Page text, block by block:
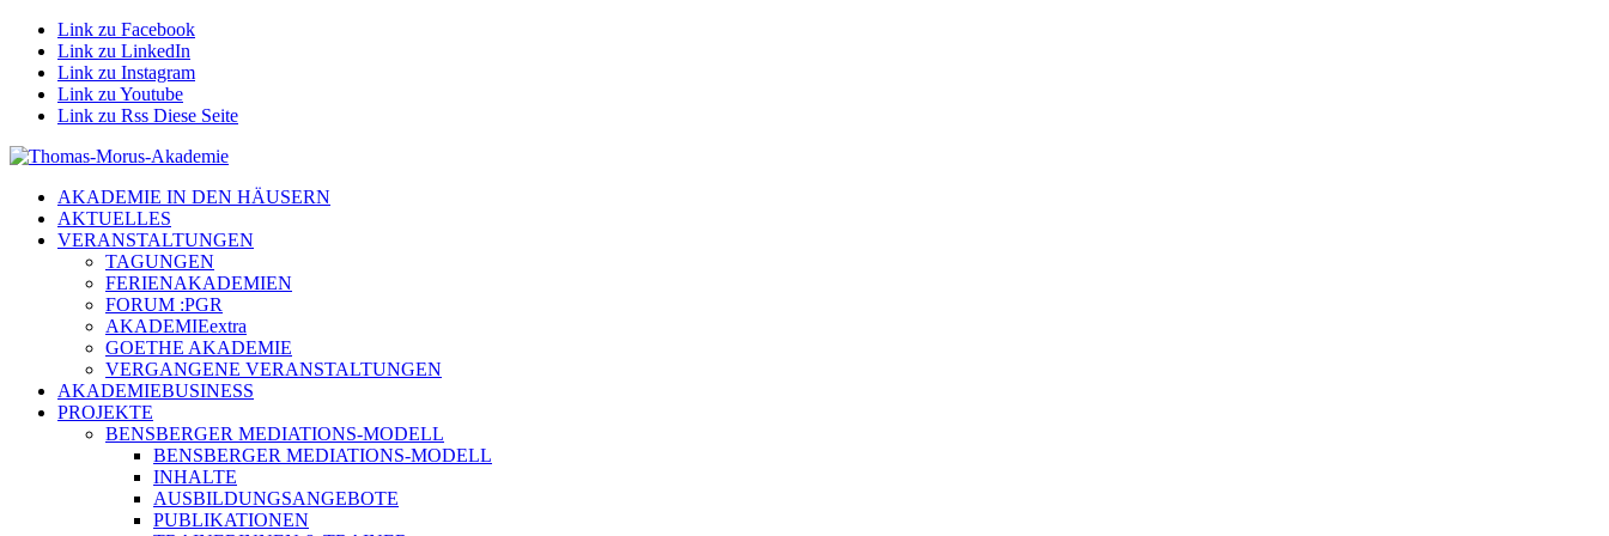
Link zu Facebook
Link zu LinkedIn
Link zu Instagram
Link zu Youtube
Link zu Rss Diese Seite
AKADEMIE IN DEN HÄUSERN
AKTUELLES
VERANSTALTUNGEN
TAGUNGEN
FERIENAKADEMIEN
FORUM :PGR
AKADEMIEextra
GOETHE AKADEMIE
VERGANGENE VERANSTALTUNGEN
AKADEMIEBUSINESS
PROJEKTE
BENSBERGER MEDIATIONS-MODELL
BENSBERGER MEDIATIONS-MODELL
INHALTE
AUSBILDUNGSANGEBOTE
PUBLIKATIONEN